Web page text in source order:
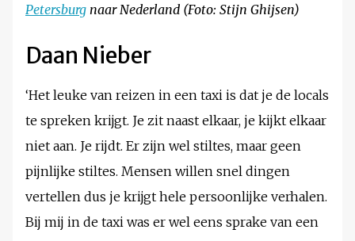
Petersburg naar Nederland (Foto: Stijn Ghijsen)
Daan Nieber
‘Het leuke van reizen in een taxi is dat je de locals
te spreken krijgt. Je zit naast elkaar, je kijkt elkaar
niet aan. Je rijdt. Er zijn wel stiltes, maar geen
pijnlijke stiltes. Mensen willen snel dingen
vertellen dus je krijgt hele persoonlijke verhalen.
Bij mij in de taxi was er wel eens sprake van een